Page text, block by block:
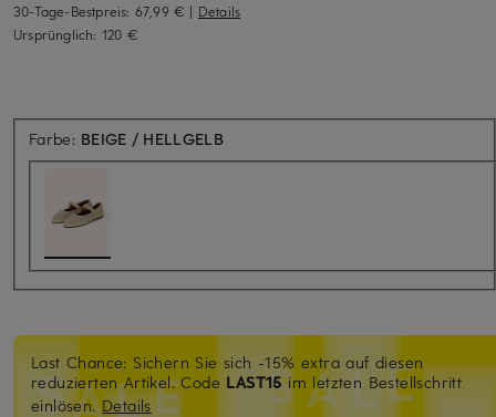
30-Tage-Bestpreis: 67,99 € | Details
Ursprünglich: 120 €
Farbe: BEIGE / HELLGELB
Last Chance: Sichern Sie sich -15% extra auf diesen
reduzierten Artikel. Code LAST15im letzten Bestellschritt
einlösen.Details